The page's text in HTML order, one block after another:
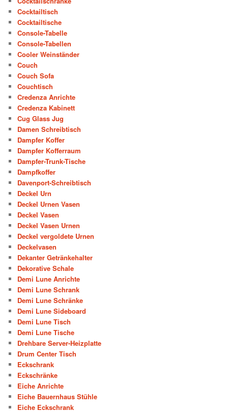
Cocktailtisch
Cocktailtische
Console-Tabelle
Console-Tabellen
Cooler Weinständer
Couch
Couch Sofa
Couchtisch
Credenza Anrichte
Credenza Kabinett
Cug Glass Jug
Damen Schreibtisch
Dampfer Koffer
Dampfer Kofferraum
Dampfer-Trunk-Tische
Dampfkoffer
Davenport-Schreibtisch
Deckel Urn
Deckel Urnen Vasen
Deckel Vasen
Deckel Vasen Urnen
Deckel vergoldete Urnen
Deckelvasen
Dekanter Getränkehalter
Dekorative Schale
Demi Lune Anrichte
Demi Lune Schrank
Demi Lune Schränke
Demi Lune Sideboard
Demi Lune Tisch
Demi Lune Tische
Drehbare Server-Heizplatte
Drum Center Tisch
Eckschrank
Eckschränke
Eiche Anrichte
Eiche Bauernhaus Stühle
Eiche Eckschrank